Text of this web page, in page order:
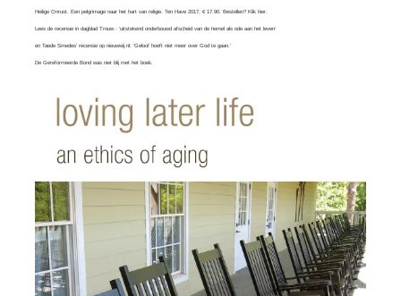
Heilige Onrust. Een pelgrimage naar het hart van religie. Ten Have 2017, € 17.90. Bestellen?Klik hier
Leesde recensie in dagblad Trouw: ‘uitstekend onderbouwd afscheid van de hemel als ode aan het leven’
enTaede Smedes’ recensieop nieuwwij.nl: ‘Geloof hoeft niet meer over God te gaan.’
De Gereformeerde Bond wasniet blij met het boek.